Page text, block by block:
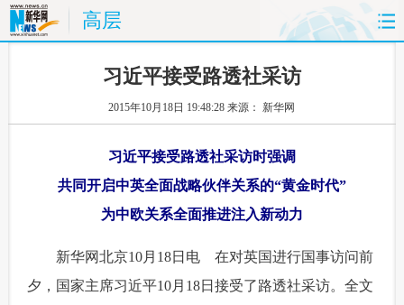
高层
时政 国际
体育 人事
思客 地方
台湾 华人
科技 能源 房产 公司
图片 视频 彩票 食品
习近平接受路透社采访
2015年10月18日 19:48:28来源： 新华网
习近平接受路透社采访时强调
共同开启中英全面战略伙伴关系的“黄金时代”
为中欧关系全面推进注入新动力
新华网北京10月18日电 在对英国进行国事访问前
夕，国家主席习近平10月18日接受了路透社采访。全文